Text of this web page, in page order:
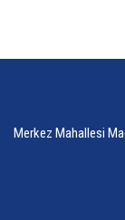
Merkez Mahallesi